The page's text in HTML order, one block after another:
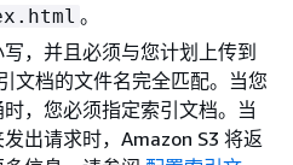
。
，并且必须与您计划上传到
文档的文件名完全匹配。当您
，您必须指定索引文档。当
出请求时，Amazon S3 将返